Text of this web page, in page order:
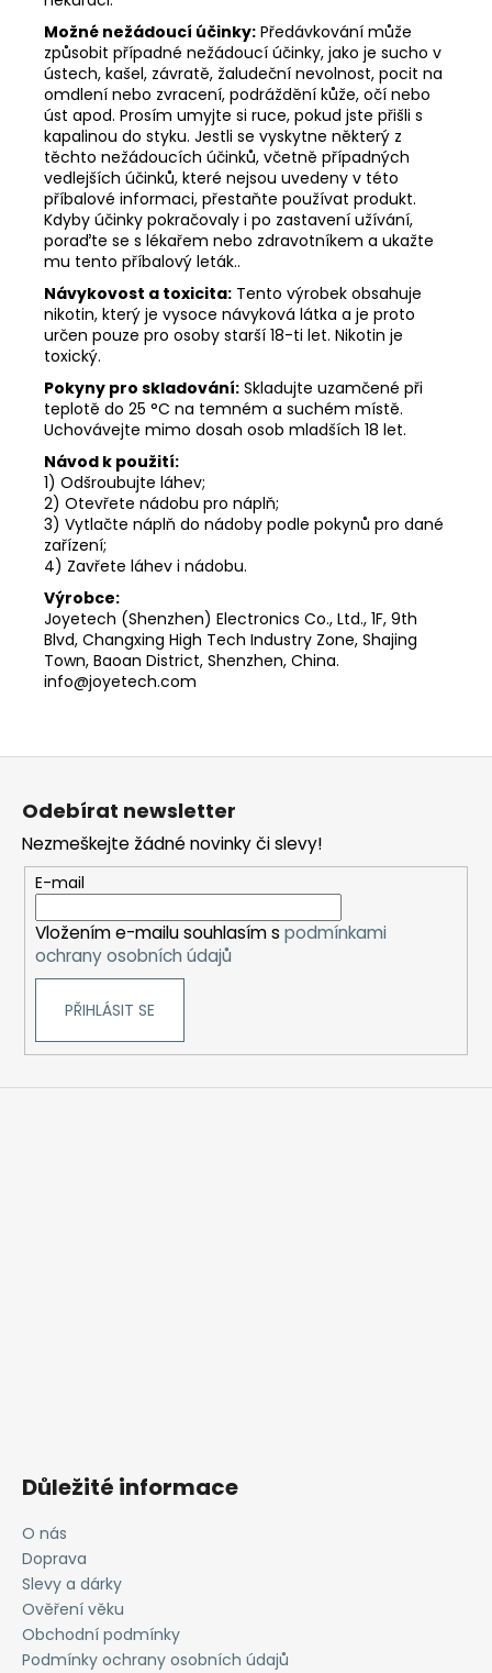
Možné nežádoucí účinky: Předávkování může
způsobit případné nežádoucí účinky, jako je sucho v
ústech, kašel, závratě, žaludeční nevolnost, pocit na
omdlení nebo zvracení, podráždění kůže, očí nebo
úst apod. Prosím umyjte si ruce, pokud jste přišli s
kapalinou do styku. Jestli se vyskytne některý z
těchto nežádoucích účinků, včetně případných
vedlejších účinků, které nejsou uvedeny v této
příbalové informaci, přestaňte používat produkt.
Kdyby účinky pokračovaly i po zastavení užívání,
poraďte se s lékařem nebo zdravotníkem a ukažte
mu tento příbalový leták..
Návykovost a toxicita: Tento výrobek obsahuje
nikotin, který je vysoce návyková látka a je proto
určen pouze pro osoby starší 18-ti let. Nikotin je
toxický.
Pokyny pro skladování: Skladujte uzamčené při
teplotě do 25 °C na temném a suchém místě.
Uchovávejte mimo dosah osob mladších 18 let.
Návod k použití:
1) Odšroubujte láhev;
2) Otevřete nádobu pro náplň;
3) Vytlačte náplň do nádoby podle pokynů pro dané
zařízení;
4) Zavřete láhev i nádobu.
Výrobce:
Joyetech (Shenzhen) Electronics Co., Ltd., 1F, 9th
Blvd, Changxing High Tech Industry Zone, Shajing
Town, Baoan District, Shenzhen, China.
info@joyetech.com
Odebírat newsletter
Nezmeškejte žádné novinky či slevy!
E-mail
Vložením e-mailu souhlasím s podmínkami
ochrany osobních údajů
PŘIHLÁSIT SE
Důležité informace
O nás
Doprava
Slevy a dárky
Ověření věku
Obchodní podmínky
Podmínky ochrany osobních údajů